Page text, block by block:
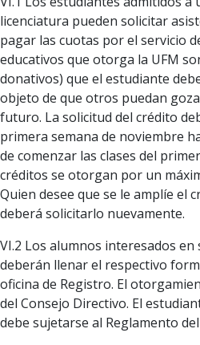
licenciatura pueden solicitar
pagar las cuotas por el servicio
educativos que otorga la UFM
donativos) que el estudiante
objeto de que otros puedan
futuro. La solicitud del crédito
primera semana de noviembre
de comenzar las clases del
créditos se otorgan por un
Quien desee que se le amplíe el
deberá solicitarlo nuevamente.
VI.2 Los alumnos interesados
deberán llenar el respectivo
oficina de Registro. El
del Consejo Directivo. El
debe sujetarse al Reglamento